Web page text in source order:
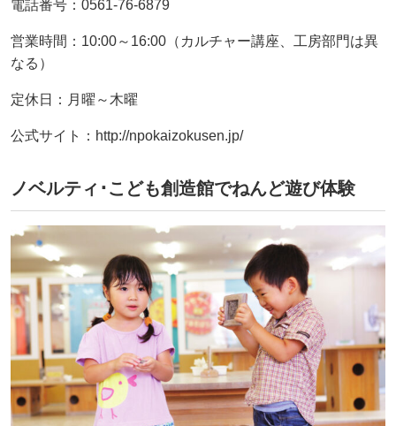
電話番号：0561-76-6879
営業時間：10:00～16:00（カルチャー講座、工房部門は異
なる）
定休日：月曜～木曜
公式サイト：http://npokaizokusen.jp/
ノベルティ･こども創造館でねんど遊び体験